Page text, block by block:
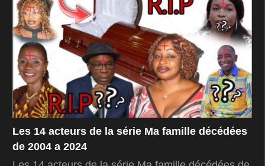
Les 14 acteurs de la série Ma famille décédées
de 2004 a 2024